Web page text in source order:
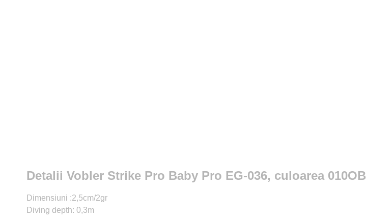
Detalii Vobler Strike Pro Baby Pro EG-036, culoarea 010OB
Dimensiuni :2,5cm/2gr
Diving depth: 0,3m